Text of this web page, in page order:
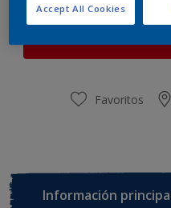
Este producto no está
Favoritos
Información
Accept All Cookies